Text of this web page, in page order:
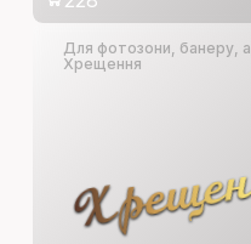
Для фотозони, банеру,
Хрещення